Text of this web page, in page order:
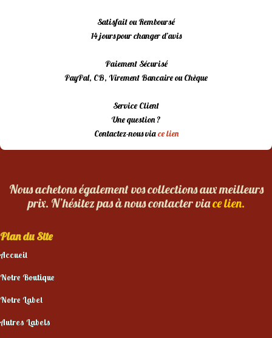
Satisfait ou Remboursé
14 jours pour changer d’avis
Paiement Sécurisé
PayPal, CB, Virement Bancaire ou Chèque
Service Client
Une question ?
Contactez-nous viace lien
Nous achetons également vos collections aux meilleurs
prix. N’hésitez pas à nous contacter viace lien.
Plan du Site
Accueil
Notre Boutique
Notre Label
Autres Labels